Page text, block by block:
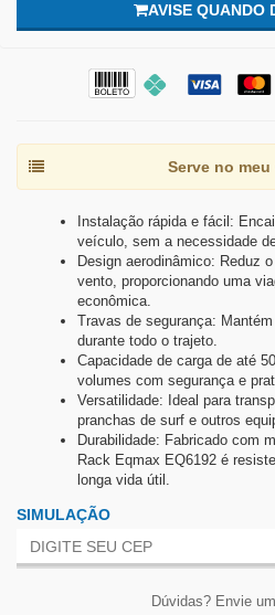
AVISE QUANDO
Serve no meu
Instalação rápida e fácil:
veículo, sem a necessidade
Design aerodinâmico: Reduz
vento, proporcionando uma
econômica.
Travas de segurança:
durante todo o trajeto.
Capacidade de carga de até
volumes com segurança e
Versatilidade: Ideal para
pranchas de surf e outros
Durabilidade: Fabricado com
Rack Eqmax EQ6192 é
longa vida útil.
SIMULAÇÃO
Dúvidas? Envie